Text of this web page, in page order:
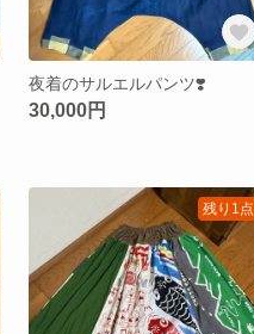
夜着のサルエルパンツ❣️
30,000円
残り1点